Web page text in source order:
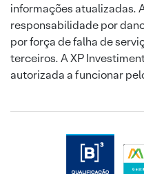
informações atualizadas.
responsabilidade por
por força de falha de
terceiros. A XP
autorizada a funcionar